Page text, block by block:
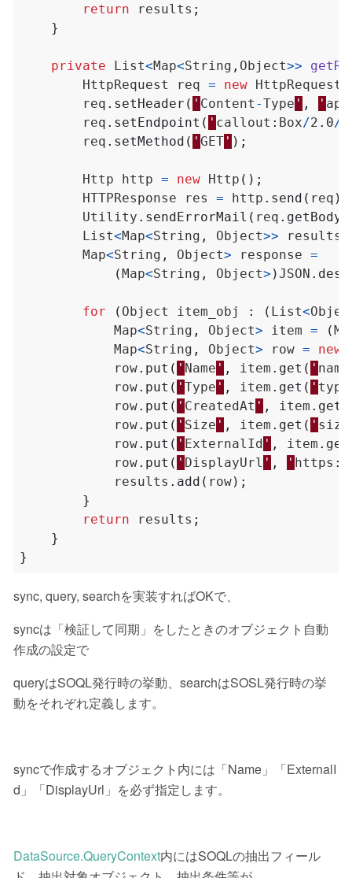
return
results ;
}
private List<Map<String , Object>>
HttpRequest
req = new HttpRequest
req . setHeader ( ' Content -Type ' , '
req . setEndpoint ( ' callout : Box/2 . 0/
req . setMethod ( ' GET ' );
Http http = new Http ();
HTTPResponse
res = http . send ( req );
Utility . sendErrorMail ( req . getBody
List<Map<String , Object>> results
Map<String , Object> response =
(Map<String , Object> )JSON .
for ( Object item_obj : ( List<
Map<String , Object> item = (
Map<String , Object> row = new
row. put ( ' Name ' , item . get ( ' name
row. put ( ' Type ' , item . get ( ' type
row. put ( ' CreatedAt ' , item . get
row. put ( ' Size ' , item . get ( ' size
row. put ( ' ExternalId ' , item . get
row. put ( ' DisplayUrl ' , ' https :
results . add ( row);
}
return
results ;
}
}
sync, query, searchを実装すればOKで、
syncは「検証して同期」をしたときのオブジェクト自動
作成の設定で
queryはSOQL発行時の挙動、searchはSOSL発行時の挙
動をそれぞれ定義します。
syncで作成するオブジェクト内には「Name」「ExternalI
d」「DisplayUrl」を必ず指定します。
DataSource.QueryContext内にはSOQLの抽出フィール